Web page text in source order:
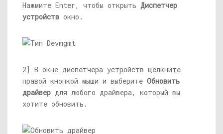
Нажмите Enter, чтобы открыть Диспетчер
устройств окно.
2] В окне диспетчера устройств щелкните
правой кнопкой мыши и выберите Обновить
драйвер для любого драйвера, который вы
хотите обновить.